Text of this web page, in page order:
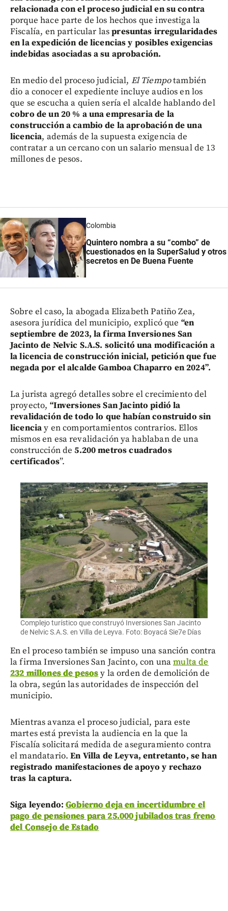
relacionada con el proceso judicial en su contra
porque hace parte de los hechos que investiga la
Fiscalía, en particular laspresuntas irregularidades
en la expedición de licencias y posibles exigencias
indebidas asociadas a su aprobación.
En medio del proceso judicial, El Tiempotambién
dio a conocer el expediente incluye audios en los
que se escucha a quien sería el alcalde hablando del
cobro de un 20 % a una empresaria de la
construcción a cambio de la aprobación de una
licencia, además de la supuesta exigencia de
contratar a un cercano con un salario mensual de 13
millones de pesos.
Colombia
Quintero nombra a su “combo” de
cuestionados en la SuperSalud y otros
secretos en De Buena Fuente
Sobre el caso, la abogada Elizabeth Patiño Zea,
asesora jurídica del municipio, explicó que “en
septiembre de 2023, la firma Inversiones San
Jacinto de Nelvic S.A.S. solicitó una modificación a
la licencia de construcción inicial, petición que fue
negada por el alcalde Gamboa Chaparro en 2024”.
La jurista agregó detalles sobre el crecimiento del
proyecto, “Inversiones San Jacinto pidió la
revalidación de todo lo que habían construido sin
licenciay en comportamientos contrarios. Ellos
mismos en esa revalidación ya hablaban de una
construcción de5.200 metros cuadrados
certificados”.
Complejo turístico que construyó Inversiones San Jacinto
de Nelvic S.A.S. en Villa de Leyva. Foto: Boyacá Sie7e Días
En el proceso también se impuso una sanción contra
la firma Inversiones San Jacinto, con unamulta de
232 millones de pesosy la orden de demolición de
la obra, según las autoridades de inspección del
municipio.
Mientras avanza el proceso judicial, para este
martes está prevista la audiencia en la que la
Fiscalía solicitará medida de aseguramiento contra
el mandatario.En Villa de Leyva, entretanto, se han
registrado manifestaciones de apoyo y rechazo
tras la captura.
Siga leyendo:Gobierno deja en incertidumbre el
pago de pensiones para 25.000 jubilados tras freno
del Consejo de Estado